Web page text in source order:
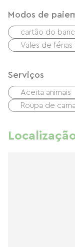
Modos de
cartão do
Vales de férias
Serviços
Aceita animais
Roupa de